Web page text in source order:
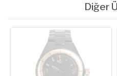
Diğer